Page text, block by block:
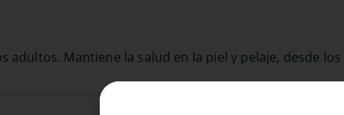
Mantiene la salud en la piel y pelaje, desde